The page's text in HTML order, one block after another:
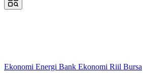
Ekonomi Energi Bank Ekonomi Riil Bursa